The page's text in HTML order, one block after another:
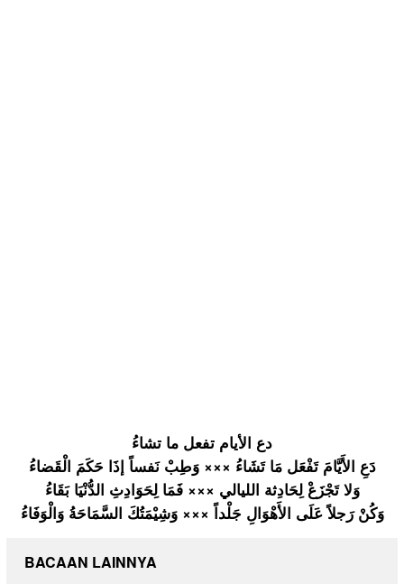
دع الأيام تفعل ما تشاءُ
دَعِ الأَيَّامَ تَفْعَل مَا تَشَاءُ ××× وَطِبْ نَفساً إذَا حَكَمَ الْقَضاءُ
وَلا تَجْزَعْ لِحَادِثة الليالي ××× فَمَا لِحَوَادِث ِ الدُّنْيَا بَقَاءُ
وَكُنْ رَجلاً عَلَى الأَهْوَال ِ جَلْداً ××× وَشِيْمَتُكَ السَّمَاحَةُ وَالْوَفَاءُ
BACAAN LAINNYA